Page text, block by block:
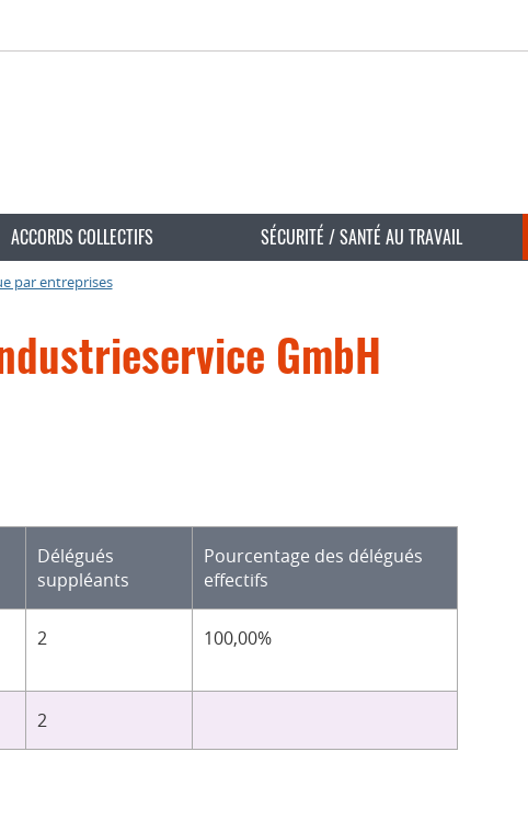
ACCORDS COLLECTIFS SÉCURITÉ / SANTÉ AU TRAVAIL
par entreprises
GmbH
Délégués
suppléants
Pourcentage des délégués
effectifs
2 100,00%
2